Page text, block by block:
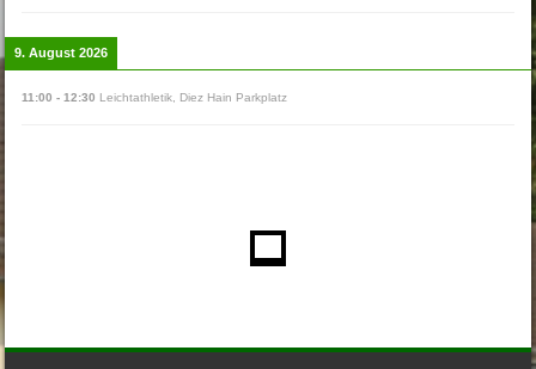
9. August 2026
11:00 -12:30 Leichtathletik Diez Hain Parkplatz